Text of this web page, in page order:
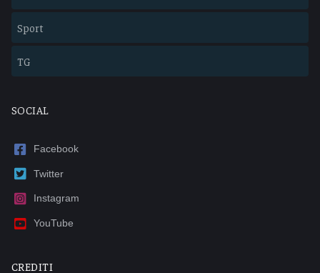
Sport
TG
SOCIAL
Facebook
Twitter
Instagram
YouTube
CREDITI